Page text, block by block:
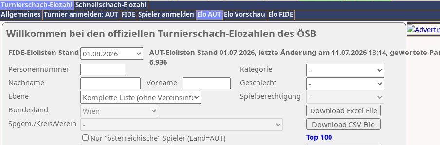
Turnierschach-Elozahl Schnellschach-Elozahl
Allgemeines Turnier anmelden: AUT FIDE Spieler anmelden Elo AUT Elo Vorschau Elo FIDE
Willkommen bei den offiziellen Turnierschach-Elozahlen des ÖSB
Nachname
Vorname
Ebene
Kategorie
Personennummer
Bundesland
Spgem./Kreis/Verein
Geschlecht
Nur "österreichische" Spieler (Land=AUT)
Spielberechtigung
Top 100
AUT-Elolisten Stand 01.07.2026, letzte Änderung am 11.07.2026 13:14, gewertete
6.936
FIDE-Elolisten Stand